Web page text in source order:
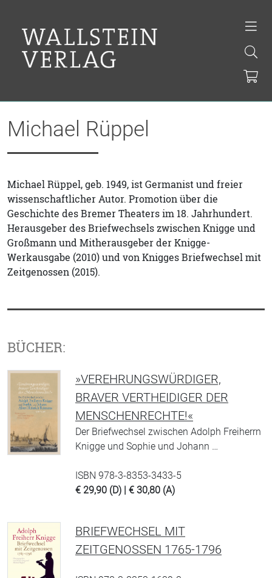
Michael Rüppel
Michael Rüppel, geb. 1949, ist Germanist und freier
wissenschaftlicher Autor. Promotion über die
Geschichte des Bremer Theaters im 18. Jahrhundert.
Herausgeber des Briefwechsels zwischen Knigge und
Großmann und Mitherausgeber der Knigge-
Werkausgabe (2010) und von Knigges Briefwechsel mit
Zeitgenossen (2015).
BÜCHER:
»VEREHRUNGSWÜRDIGER,
BRAVER VERTHEIDIGER DER
MENSCHENRECHTE!«
Der Briefwechsel zwischen Adolph Freiherrn
Knigge und Sophie und Johann …
ISBN 978-3-8353-3433-5
€ 29,90 (D) | € 30,80 (A)
BRIEFWECHSEL MIT
ZEITGENOSSEN 1765-1796